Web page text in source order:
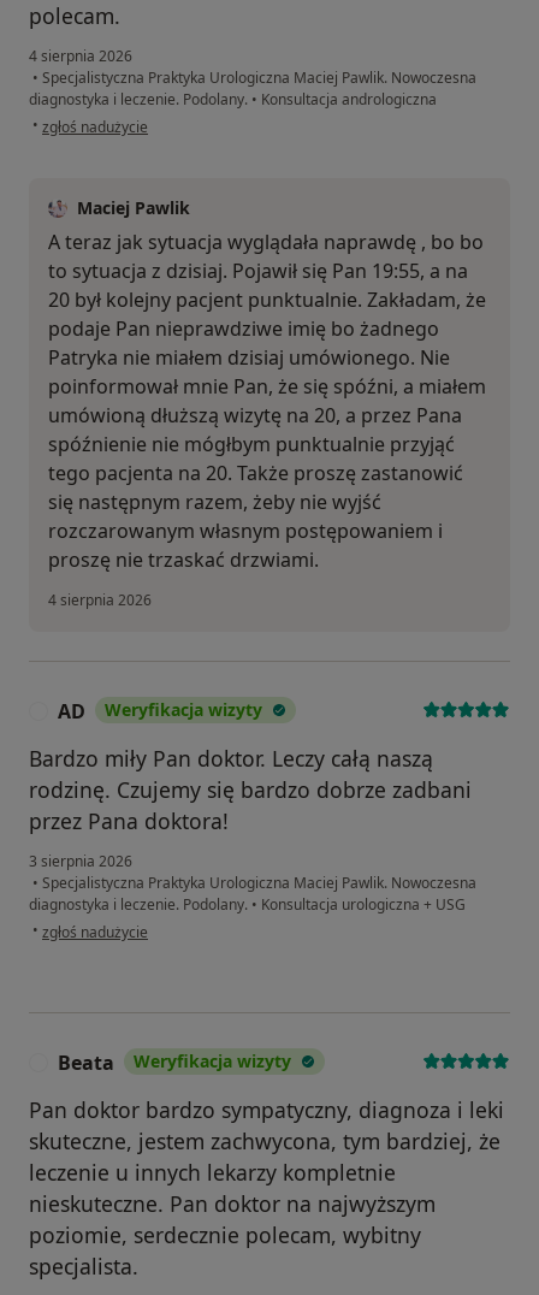
polecam.
4 sierpnia 2026
• Specjalistyczna Praktyka Urologiczna Maciej Pawlik. Nowoczesna
diagnostyka i leczenie. Podolany. • Konsultacja andrologiczna
• w opinii użytkownika Patryk
zgłoś nadużycie
Maciej Pawlik
A teraz jak sytuacja wyglądała naprawdę , bo bo
to sytuacja z dzisiaj. Pojawił się Pan 19:55, a na
20 był kolejny pacjent punktualnie. Zakładam, że
podaje Pan nieprawdziwe imię bo żadnego
Patryka nie miałem dzisiaj umówionego. Nie
poinformował mnie Pan, że się spóźni, a miałem
umówioną dłuższą wizytę na 20, a przez Pana
spóźnienie nie mógłbym punktualnie przyjąć
tego pacjenta na 20. Także proszę zastanowić
się następnym razem, żeby nie wyjść
rozczarowanym własnym postępowaniem i
proszę nie trzaskać drzwiami.
4 sierpnia 2026
AD Weryfikacja wizyty
Bardzo miły Pan doktor. Leczy całą naszą
rodzinę. Czujemy się bardzo dobrze zadbani
przez Pana doktora!
3 sierpnia 2026
• Specjalistyczna Praktyka Urologiczna Maciej Pawlik. Nowoczesna
diagnostyka i leczenie. Podolany. • Konsultacja urologiczna + USG
• w opinii użytkownika AD
zgłoś nadużycie
Beata Weryfikacja wizyty
Pan doktor bardzo sympatyczny, diagnoza i leki
skuteczne, jestem zachwycona, tym bardziej, że
leczenie u innych lekarzy kompletnie
nieskuteczne. Pan doktor na najwyższym
poziomie, serdecznie polecam, wybitny
specjalista.